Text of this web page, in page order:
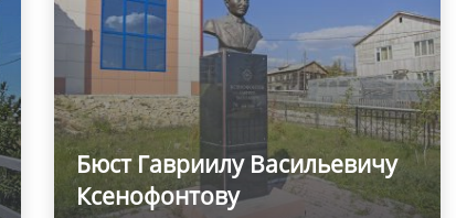
Бюст Гавриилу Васильевичу
Ксенофонтову